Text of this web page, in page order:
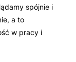
spójnie i
a to
w pracy i